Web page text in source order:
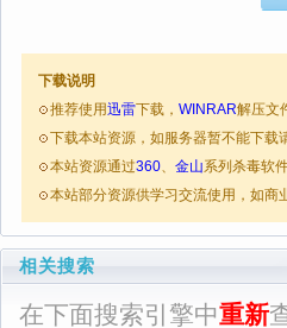
下载说明
推荐使用迅雷下载， WINRAR解压文
下载本站资源，如服务器暂不能下载
本站资源通过360、 金山系列杀毒软
本站部分资源供学习交流使用，如商
相关搜索
在下面搜索引擎中重新